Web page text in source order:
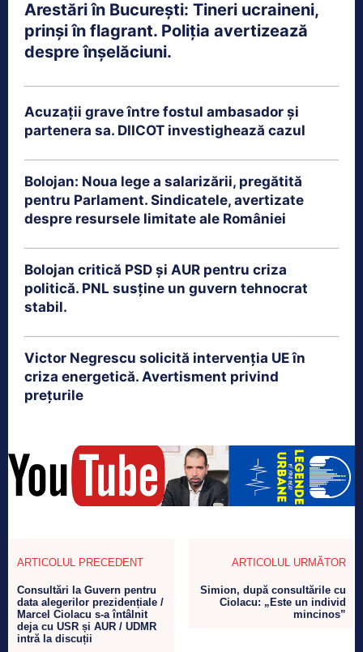
Arestări în București: Tineri ucraineni,
prinși în flagrant. Poliția avertizează
despre înșelăciuni.
Acuzații grave între fostul ambasador și
partenera sa. DIICOT investighează cazul
Bolojan: Noua lege a salarizării, pregătită
pentru Parlament. Sindicatele, avertizate
despre resursele limitate ale României
Bolojan critică PSD și AUR pentru criza
politică. PNL susține un guvern tehnocrat
stabil.
Victor Negrescu solicită intervenția UE în
criza energetică. Avertisment privind
prețurile
ARTICOLUL PRECEDENT
Consultări la Guvern pentru
data alegerilor prezidențiale /
Marcel Ciolacu s-a întâlnit
deja cu USR și AUR / UDMR
intră la discuții
ARTICOLUL URMĂTOR
Simion, după consultările cu
Ciolacu: „Este un individ
mincinos”